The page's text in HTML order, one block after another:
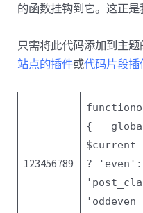
的函数挂钩到它。这正是
只需将此代码添加到主题
站点的插件或代码片段插
123456789
function
{
?
'even' :